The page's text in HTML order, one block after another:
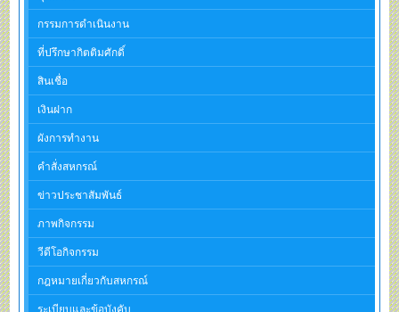
กรรมการดำเนินงาน
ที่ปรึกษากิตติมศักดิ์
สินเชื่อ
เงินฝาก
ผังการทำงาน
คำสั่งสหกรณ์
ข่าวประชาสัมพันธ์
ภาพกิจกรรม
วีดีโอกิจกรรม
กฎหมายเกี่ยวกับสหกรณ์